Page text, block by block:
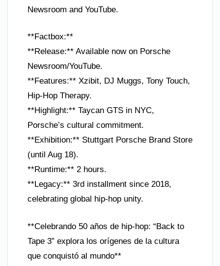
Newsroom and YouTube.
**Factbox:**
**Release:** Available now on Porsche
Newsroom/YouTube.
**Features:** Xzibit, DJ Muggs, Tony Touch,
Hip-Hop Therapy.
**Highlight:** Taycan GTS in NYC,
Porsche’s cultural commitment.
**Exhibition:** Stuttgart Porsche Brand Store
(until Aug 18).
**Runtime:** 2 hours.
**Legacy:** 3rd installment since 2018,
celebrating global hip-hop unity.
**Celebrando 50 años de hip-hop: “Back to
Tape 3” explora los orígenes de la cultura
que conquistó al mundo**